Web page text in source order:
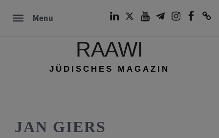
Menu
RAAWI
JÜDISCHES MAGAZIN
JAN GIERS